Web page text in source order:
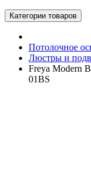
Категории товаров
Потолочное
Люстры и
Freya Modern
01BS